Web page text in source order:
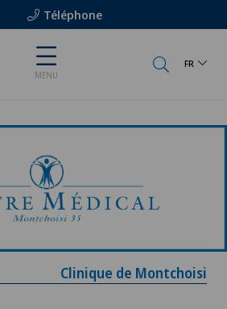
Téléphone
MENU
FR
Clinique de Montchoisi